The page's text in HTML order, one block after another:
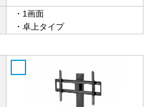
・1画面
・卓上タイプ